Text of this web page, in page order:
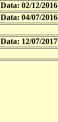
Data: 02/12/2016
Data: 04/07/2016
Data: 12/07/2017